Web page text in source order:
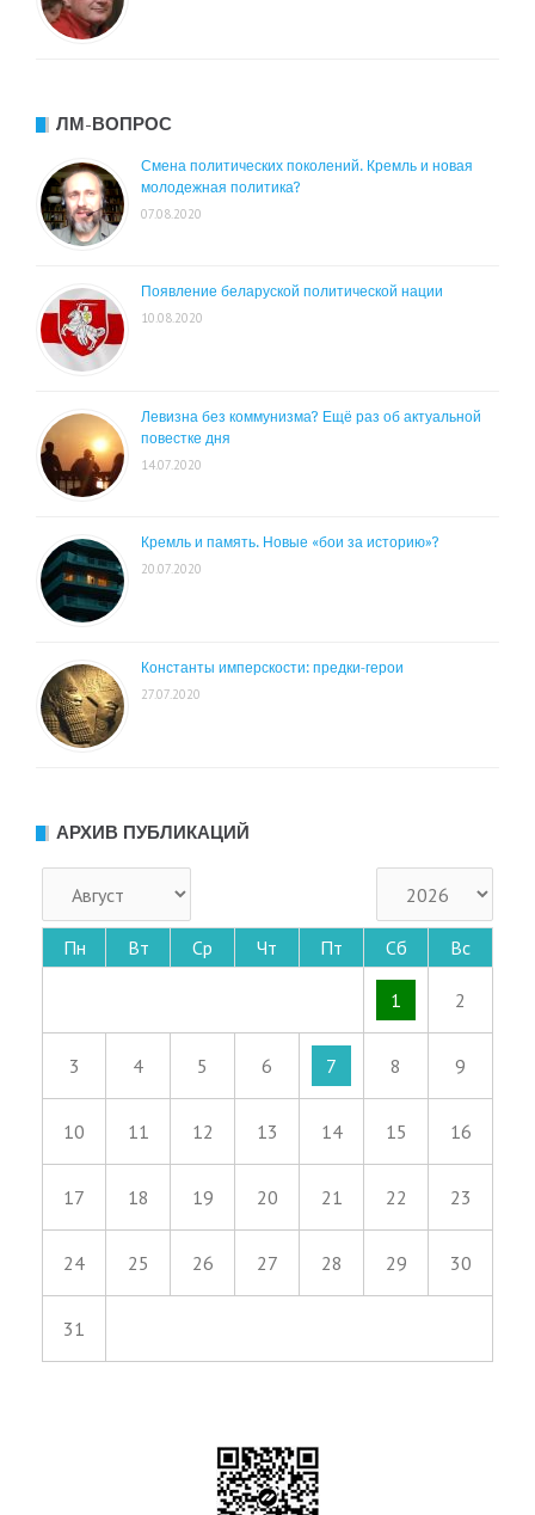
ЛМ-ВОПРОС
Смена политических поколений. Кремль и новая
молодежная политика?
07.08.2020
Появление беларуской политической нации
10.08.2020
Левизна без коммунизма? Ещё раз об актуальной
повестке дня
14.07.2020
Кремль и память. Новые «бои за историю»?
20.07.2020
Константы имперскости: предки-герои
27.07.2020
АРХИВ ПУБЛИКАЦИЙ
Пн Вт Ср Чт Пт Сб Вс
1 2
3 4 5 6 7 8 9
10 11 12 13 14 15 16
17 18 19 20 21 22 23
24 25 26 27 28 29 30
31